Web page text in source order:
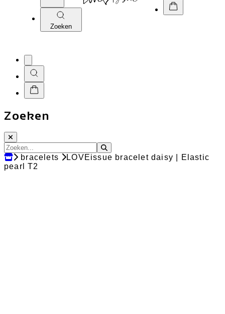
Zoeken
Zoeken
bracelets
LOVEissue bracelet daisy | Elastic
pearl T2